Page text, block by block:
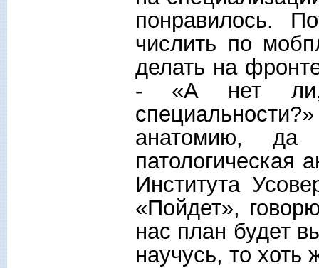
понравилось.
числить по
делать на
- «А нет ли,
анатомию,
патологическая
Института
«Пойдет»,
нас план будет
научусь, то